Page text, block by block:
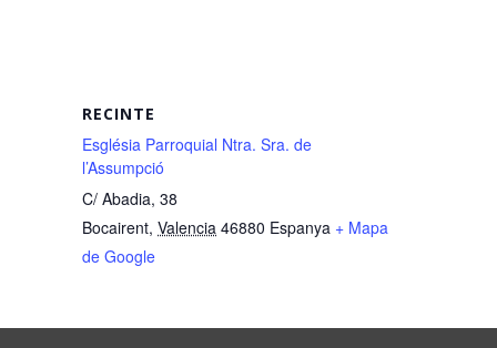
RECINTE
Església Parroquial Ntra. Sra. de
l’Assumpció
C/ Abadia, 38
Bocairent, Valencia 46880 Espanya + Mapa
de Google